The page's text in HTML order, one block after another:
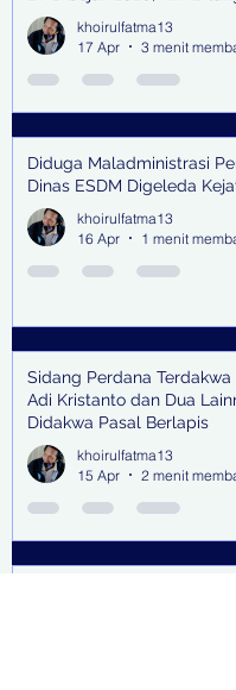
Kejari Surabaya
khoirulfatma13
17 Apr
3 menit
Diduga Maladministrasi
Dinas ESDM Digeleda
khoirulfatma13
16 Apr
1 menit
Sidang Perdana Terdakwa
Adi Kristanto dan Dua
Didakwa Pasal Berlapis
khoirulfatma13
15 Apr
2 menit